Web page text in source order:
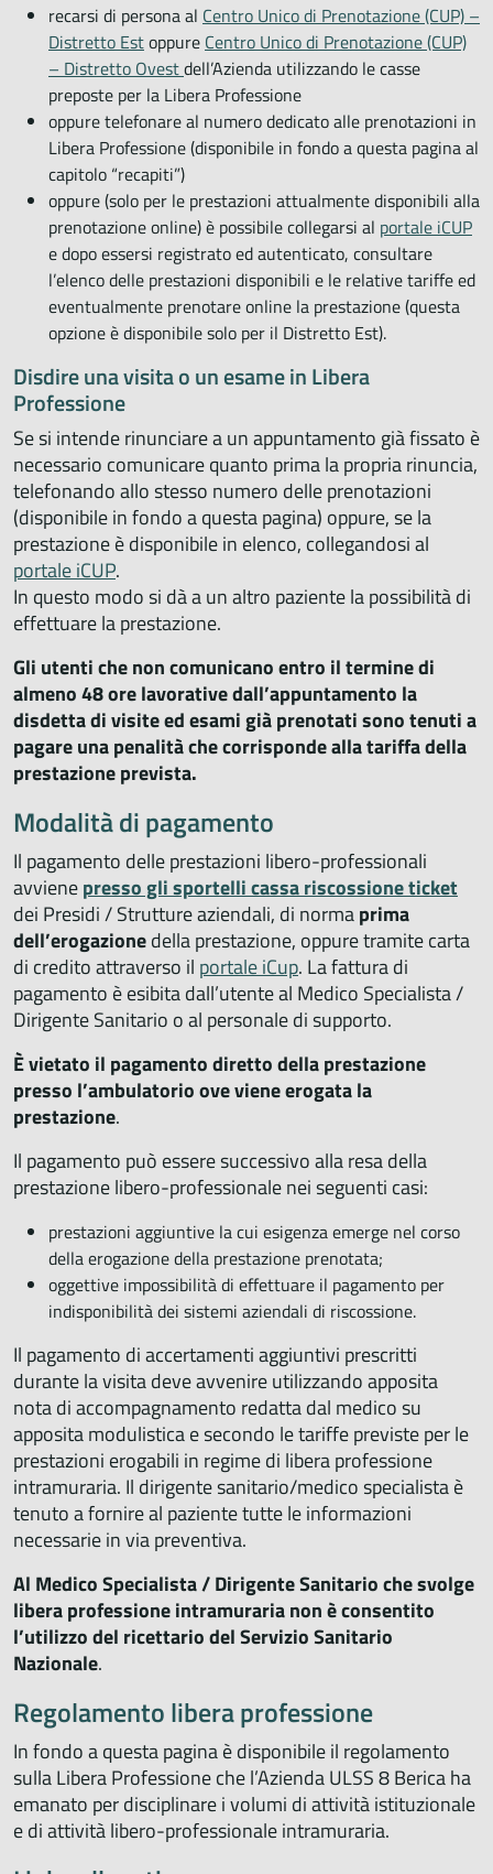
recarsi di persona al Centro Unico di Prenotazione (CUP) –
Distretto Estoppure Centro Unico di Prenotazione (CUP)
– Distretto Ovestdell’Azienda utilizzando le casse
preposte per la Libera Professione
oppure telefonare al numero dedicato alle prenotazioni in
Libera Professione (disponibile in fondo a questa pagina al
capitolo “recapiti”)
oppure (solo per le prestazioni attualmente disponibili alla
prenotazione online) è possibile collegarsi al portale iCUP
e dopo essersi registrato ed autenticato, consultare
l’elenco delle prestazioni disponibili e le relative tariffe ed
eventualmente prenotare online la prestazione (questa
opzione è disponibile solo per il Distretto Est).
Disdire una visita o un esame in Libera
Professione
Se si intende rinunciare a un appuntamento già fissato è
necessario comunicare quanto prima la propria rinuncia,
telefonando allo stesso numero delle prenotazioni
(disponibile in fondo a questa pagina) oppure, se la
prestazione è disponibile in elenco, collegandosi al
portale iCUP.
In questo modo si dà a un altro paziente la possibilità di
effettuare la prestazione.
Gli utenti che non comunicano entro il termine di
almeno 48 ore lavorative dall’appuntamento la
disdetta di visite ed esami già prenotati sono tenuti a
pagare una penalità che corrisponde alla tariffa della
prestazione prevista.
Modalità di pagamento
Il pagamento delle prestazioni libero-professionali
avvienepresso gli sportelli cassa riscossione ticket
dei Presidi / Strutture aziendali, di normaprima
dell’erogazionedella prestazione, oppure tramite carta
di credito attraverso il portale iCup. La fattura di
pagamento è esibita dall’utente al Medico Specialista /
Dirigente Sanitario o al personale di supporto.
È vietato il pagamento diretto della prestazione
presso l’ambulatorio ove viene erogata la
prestazione.
Il pagamento può essere successivo alla resa della
prestazione libero-professionale nei seguenti casi:
prestazioni aggiuntive la cui esigenza emerge nel corso
della erogazione della prestazione prenotata;
oggettive impossibilità di effettuare il pagamento per
indisponibilità dei sistemi aziendali di riscossione.
Il pagamento di accertamenti aggiuntivi prescritti
durante la visita deve avvenire utilizzando apposita
nota di accompagnamento redatta dal medico su
apposita modulistica e secondo le tariffe previste per le
prestazioni erogabili in regime di libera professione
intramuraria. Il dirigente sanitario/medico specialista è
tenuto a fornire al paziente tutte le informazioni
necessarie in via preventiva.
Al Medico Specialista / Dirigente Sanitario che svolge
libera professione intramuraria non è consentito
l’utilizzo del ricettario del Servizio Sanitario
Nazionale.
Regolamento libera professione
In fondo a questa pagina è disponibile il regolamento
sulla Libera Professione che l’Azienda ULSS 8 Berica ha
emanato per disciplinare i volumi di attività istituzionale
e di attività libero-professionale intramuraria.